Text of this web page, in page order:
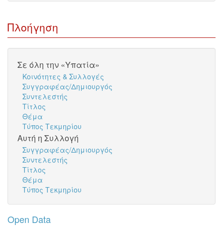
Πλοήγηση
Σε όλη την «Υπατία»
Κοινότητες & Συλλογές
Συγγραφέας/Δημιουργός
Συντελεστής
Τίτλος
Θέμα
Τύπος Τεκμηρίου
Αυτή η Συλλογή
Συγγραφέας/Δημιουργός
Συντελεστής
Τίτλος
Θέμα
Τύπος Τεκμηρίου
Open Data